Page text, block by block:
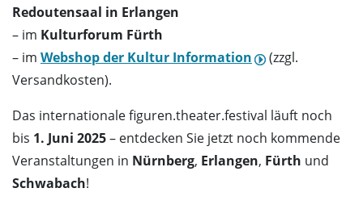
Redoutensaal in Erlangen
– im Kulturforum Fürth
– im Webshop der Kultur Information
(zzgl.
Versandkosten).
Das internationale figuren.theater.festival läuft noch
bis 1. Juni 2025– entdecken Sie jetzt noch kommende
Veranstaltungen in Nürnberg, Erlangen, Fürth und
Schwabach!